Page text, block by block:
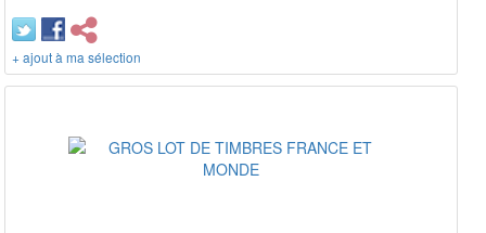
+ ajout à ma sélection